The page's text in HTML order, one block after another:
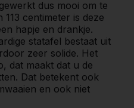
dus mooi om te
centimeter is deze
hapje en drankje.
statafel bestaat uit
zeer solide. Het
dat maakt dat u de
Dat betekent ook
en ook niet